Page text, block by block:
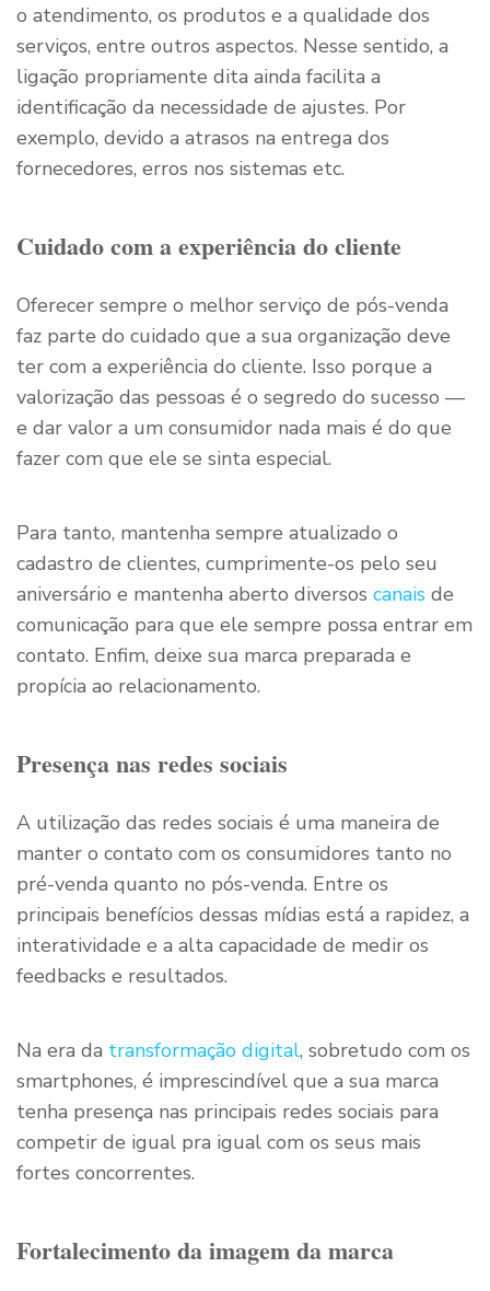
o atendimento, os produtos e a qualidade dos
serviços, entre outros aspectos. Nesse sentido, a
ligação propriamente dita ainda facilita a
identificação da necessidade de ajustes. Por
exemplo, devido a atrasos na entrega dos
fornecedores, erros nos sistemas etc.
Cuidado com a experiência do cliente
Oferecer sempre o melhor serviço de pós-venda
faz parte do cuidado que a sua organização deve
ter com a experiência do cliente. Isso porque a
valorização das pessoas é o segredo do sucesso —
e dar valor a um consumidor nada mais é do que
fazer com que ele se sinta especial.
Para tanto, mantenha sempre atualizado o
cadastro de clientes, cumprimente-os pelo seu
aniversário e mantenha aberto diversos canais de
comunicação para que ele sempre possa entrar em
contato. Enfim, deixe sua marca preparada e
propícia ao relacionamento.
Presença nas redes sociais
A utilização das redes sociais é uma maneira de
manter o contato com os consumidores tanto no
pré-venda quanto no pós-venda. Entre os
principais benefícios dessas mídias está a rapidez, a
interatividade e a alta capacidade de medir os
feedbacks e resultados.
Na era da transformação digital, sobretudo com os
smartphones, é imprescindível que a sua marca
tenha presença nas principais redes sociais para
competir de igual pra igual com os seus mais
fortes concorrentes.
Fortalecimento da imagem da marca